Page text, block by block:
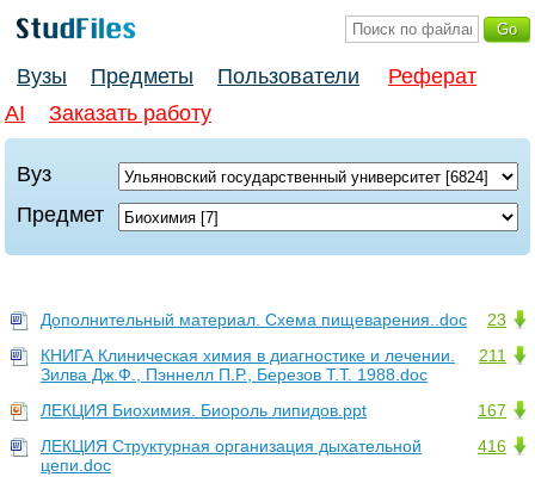
Вузы Предметы Пользователи
Реферат
AI
Заказать работу
Вуз
Предмет
23
Дополнительный материал. Схема пищеварения..doc
211
КНИГА Клиническая химия в диагностике и лечении.
Зилва Дж.Ф., Пэннелл П.Р., Березов Т.Т. 1988.doc
167
ЛЕКЦИЯ Биохимия. Биороль липидов.ppt
416
ЛЕКЦИЯ Структурная организация дыхательной
цепи.doc